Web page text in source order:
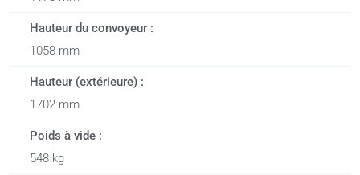
Hauteur du convoyeur :
1058 mm
Hauteur (extérieure) :
1702 mm
Poids à vide :
548 kg